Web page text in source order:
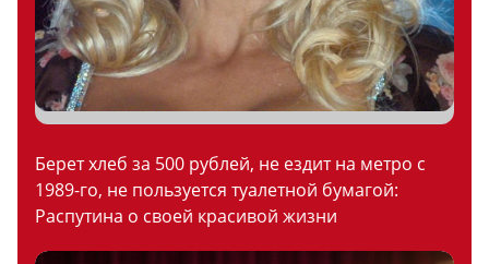
Берет хлеб за 500 рублей, не ездит на метро с
1989-го, не пользуется туалетной бумагой:
Распутина о своей красивой жизни